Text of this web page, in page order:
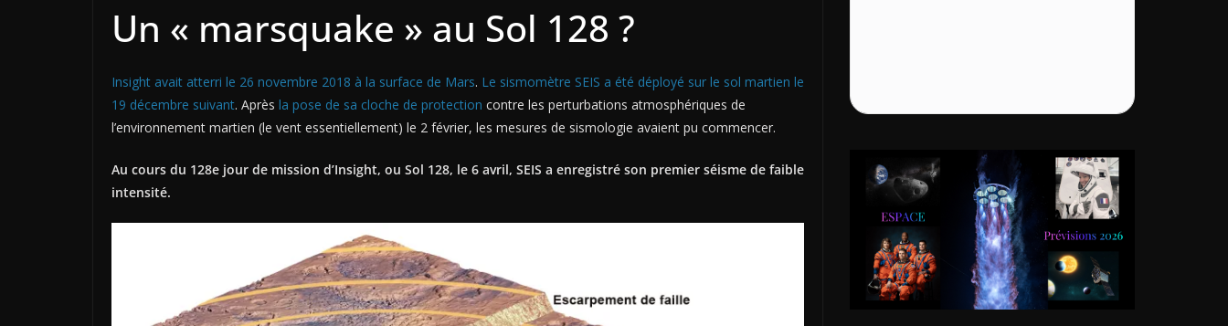
Un « marsquake » au Sol 128 ?
Insight avait atterri le 26 novembre 2018 à la surface de Mars. Le sismomètre SEIS a été déployé sur le sol martien le
19 décembre suivant. Après la pose de sa cloche de protection contre les perturbations atmosphériques de
l’environnement martien (le vent essentiellement) le 2 février, les mesures de sismologie avaient pu commencer.
Au cours du 128e jour de mission d’Insight, ou Sol 128, le 6 avril, SEIS a enregistré son premier séisme de faible
intensité.